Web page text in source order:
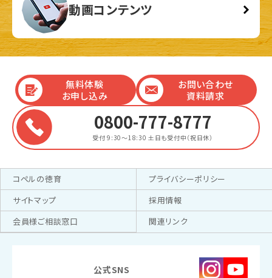
動画コンテンツ
無料体験
お申し込み
お問い合わせ
資料請求
0800-777-8777
受付 9:30～18:30 土日も受付中（祝日休）
コペルの徳育
プライバシーポリシー
サイトマップ
採用情報
会員様ご相談窓口
関連リンク
公式SNS